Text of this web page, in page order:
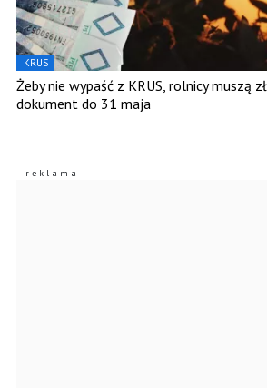
KRUS
Żeby nie wypaść z KRUS, rolnicy muszą
dokument do 31 maja